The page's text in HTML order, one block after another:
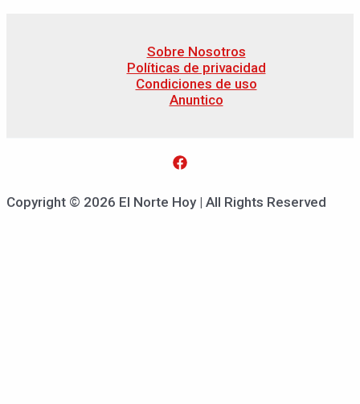
Sobre Nosotros
Políticas de privacidad
Condiciones de uso
Anuntico
Copyright © 2026 El Norte Hoy | All Rights Reserved